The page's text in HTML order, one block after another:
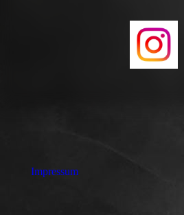
Impressum